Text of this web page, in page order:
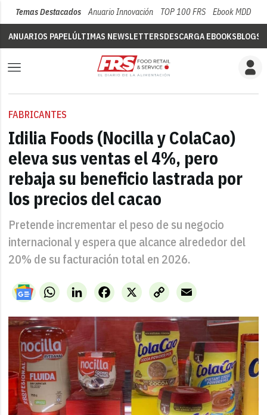
Temas Destacados Anuario Innovación TOP 100 FRS Ebook MDD
ANUARIOS PAPELÚLTIMAS NEWSLETTERSDESCARGA EBOOKSBLOGS
FABRICANTES
Idilia Foods (Nocilla y ColaCao)
eleva sus ventas el 4%, pero
rebaja su beneficio lastrada por
los precios del cacao
Pretende incrementar el peso de su negocio
internacional y espera que alcance alrededor del
20% de su facturación total en 2026.
WhatsAppLinkedIn X
Facebook
Copy
Link
Email